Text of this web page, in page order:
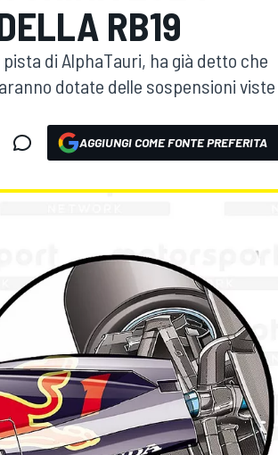
RB19
di AlphaTauri, ha già detto che
dotate delle sospensioni viste
AGGIUNGI COME FONTE PREFERITA